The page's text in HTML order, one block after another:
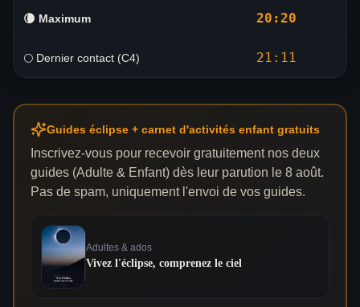
🌘 Maximum 20:20
🌕 Dernier contact (C4) 21:11
Guides éclipse + carnet d'activités enfant gratuits
Inscrivez-vous pour recevoir gratuitement nos deux
guides (Adulte & Enfant) dès leur parution le 8 août.
Pas de spam, uniquement l'envoi de vos guides.
Adultes & ados
Vivez l'éclipse, comprenez le ciel